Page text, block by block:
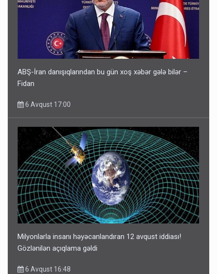
ABŞ-İran danışıqlarından bu gün xoş xəbər gələ bilər –
Fidan
6 Avqust 17:00
Milyonlarla insanı həyəcanlandıran 12 avqust iddiası!
Gözlənilən açıqlama gəldi
6 Avqust 16:48